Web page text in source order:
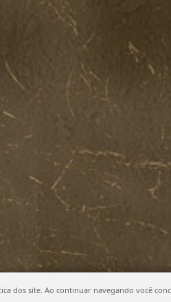
dos site. Ao continuar navegando você